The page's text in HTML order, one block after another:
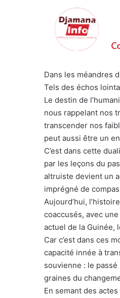
Dans les méandres
Tels des échos
Le destin de
nous rappelant nos
transcender nos
peut aussi être un
C’est dans cette
par les leçons du
altruiste devient un
imprégné de
Aujourd’hui,
coaccusés, avec
actuel de la Guinée,
Car c’est dans ces
capacité innée à
souvienne : le
graines du
En semant des